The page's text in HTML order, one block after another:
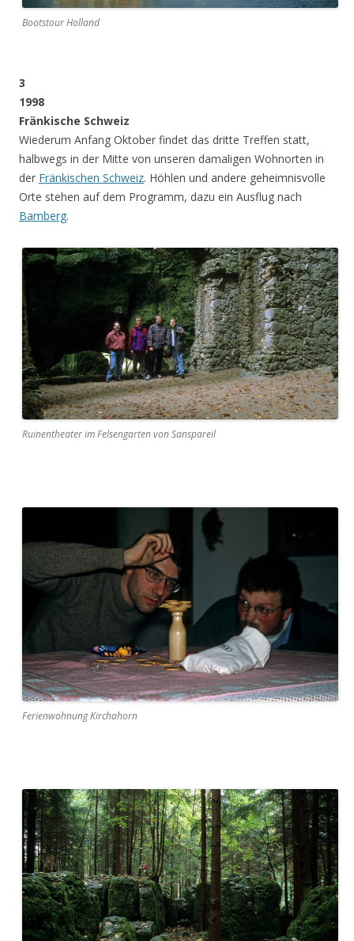
Bootstour Holland
3
1998
Fränkische Schweiz
Wiederum Anfang Oktober findet das dritte Treffen statt,
halbwegs in der Mitte von unseren damaligen Wohnorten in
der Fränkischen Schweiz. Höhlen und andere geheimnisvolle
Orte stehen auf dem Programm, dazu ein Ausflug nach
Bamberg.
Ruinentheater im Felsengarten von Sanspareil
Ferienwohnung Kirchahorn